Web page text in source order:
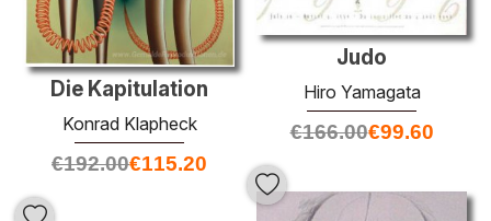
Judo
Hiro Yamagata
€166.00€99.60
Die Kapitulation
Konrad Klapheck
€192.00€115.20